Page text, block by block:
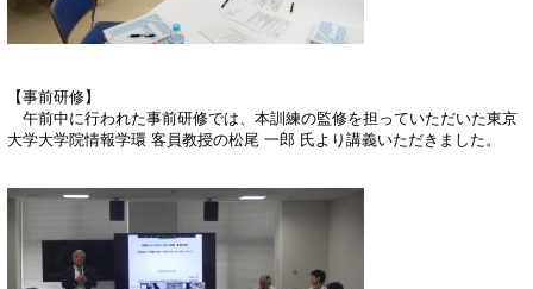
【事前研修】
午前中に行われた事前研修では、本訓練の監修を担っていただいた東京
大学大学院情報学環 客員教授の松尾 一郎 氏より講義いただきました。